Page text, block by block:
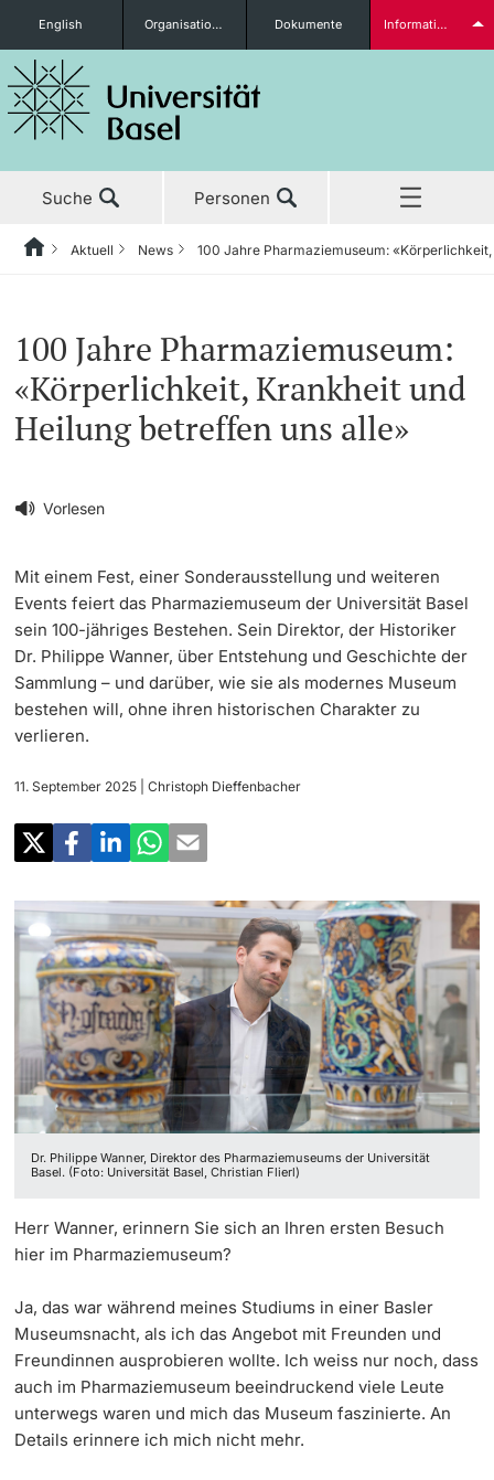
Studieninteressierte
weitere Informationen
Fördernde & Alumni
weitere Informationen
Dozierende
weitere Informationen
English Organisationseinheiten Dokumente Informationen für...
Suche Personen
Aktuell
‡ ‡ ‡ ‡
News
‡ ‡ ‡ ‡
Newsletter bestellen
‡ ‡ ‡ ‡
Universität in den Medien
Veranstaltungskalender
‡ ‡ ‡ ‡ ‡ ‡ ‡ ‡ ‡ ‡ ‡ ‡
Social Media
‡ ‡ ‡ ‡ ‡ ‡ ‡ ‡
‡ ‡ ‡ ‡ ‡ ‡ ‡ ‡ ‡ ‡ ‡ ‡ ‡ ‡ ‡ ‡ ‡ ‡ ‡ ‡ ‡ ‡ ‡ ‡ ‡ ‡ ‡ ‡ ‡ ‡ ‡ ‡
Podcasts
‡ ‡ ‡ ‡ ‡ ‡ ‡ ‡ ‡ ‡ ‡ ‡
Ukraine
‡ ‡ ‡ ‡ ‡ ‡ ‡ ‡ ‡ ‡ ‡ ‡ ‡ ‡ ‡ ‡
Studium
Forschung
Lehre
‡ ‡ ‡ ‡ ‡ ‡ ‡ ‡ ‡ ‡ ‡ ‡ ‡ ‡ ‡ ‡ ‡ ‡ ‡ ‡ ‡ ‡ ‡ ‡
Weiterbildung
‡ ‡ ‡ ‡ ‡ ‡ ‡ ‡ ‡ ‡ ‡ ‡ ‡ ‡ ‡ ‡ ‡ ‡ ‡ ‡ ‡ ‡ ‡ ‡ ‡ ‡ ‡ ‡ ‡ ‡ ‡ ‡ ‡ ‡ ‡ ‡ ‡ ‡ ‡ ‡ ‡
‡ ‡ ‡ ‡ ‡ ‡ ‡ ‡ ‡ ‡ ‡ ‡ ‡ ‡ ‡ ‡ ‡ ‡ ‡
Universität
HomeZurückAktuell News 100 Jahre Pharmaziemuseum:
Vorlesen
100 Jahre Pharmaziemuseum:
«Körperlichkeit, Krankheit und
Heilung betreffen uns alle»
Mit einem Fest, einer Sonderausstellung und weiteren
Events feiert das Pharmaziemuseum der Universität Basel
sein 100-jähriges Bestehen. Sein Direktor, der Historiker
Dr. Philippe Wanner, über Entstehung und Geschichte der
Sammlung – und darüber, wie sie als modernes Museum
bestehen will, ohne ihren historischen Charakter zu
verlieren.
11. September 2025 | Christoph Dieffenbacher
Dr. Philippe Wanner, Direktor des Pharmaziemuseums der Universität
Basel. (Foto: Universität Basel, Christian Flierl)
Herr Wanner, erinnern Sie sich an Ihren ersten Besuch
hier im Pharmaziemuseum?
Ja, das war während meines Studiums in einer Basler
Museumsnacht, als ich das Angebot mit Freunden und
Freundinnen ausprobieren wollte. Ich weiss nur noch, dass
auch im Pharmaziemuseum beeindruckend viele Leute
unterwegs waren und mich das Museum faszinierte. An
Details erinnere ich mich nicht mehr.